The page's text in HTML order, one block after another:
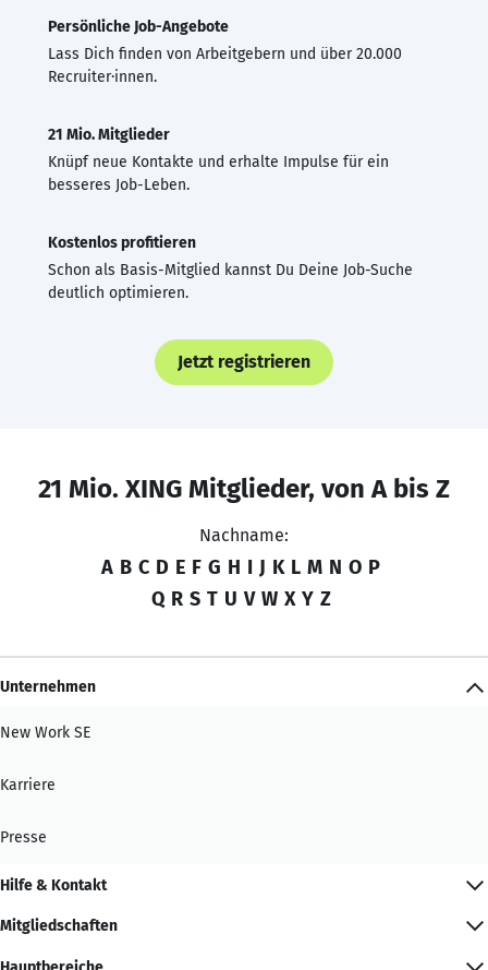
Persönliche Job-Angebote
Lass Dich finden von Arbeitgebern und über 20.000
Recruiter·innen.
21 Mio. Mitglieder
Knüpf neue Kontakte und erhalte Impulse für ein
besseres Job-Leben.
Kostenlos profitieren
Schon als Basis-Mitglied kannst Du Deine Job-Suche
deutlich optimieren.
Jetzt registrieren
21 Mio. XING Mitglieder, von A bis Z
Nachname:
A B C D E F G H I J K L M N O P
Q R S T U V W X Y Z
Unternehmen
New Work SE
Karriere
Presse
Hilfe & Kontakt
Mitgliedschaften